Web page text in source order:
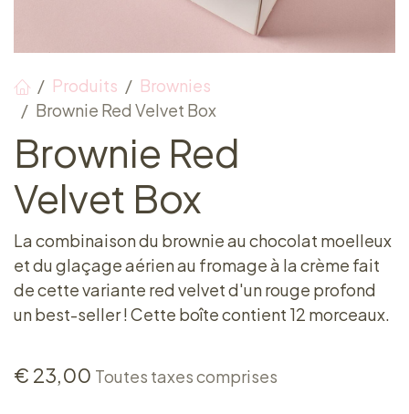
Produits
Brownies
Brownie Red Velvet Box
Brownie Red
Velvet Box
La combinaison du brownie au chocolat moelleux
et du glaçage aérien au fromage à la crème fait
de cette variante red velvet d'un rouge profond
un best-seller ! Cette boîte contient 12 morceaux.
€ 23,00 Toutes taxes comprises